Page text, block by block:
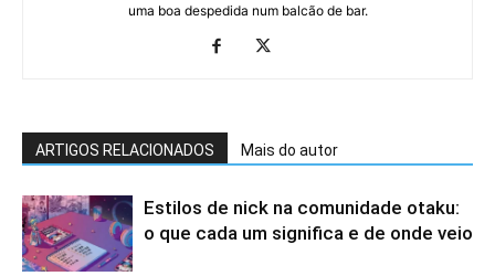
uma boa despedida num balcão de bar.
ARTIGOS RELACIONADOS Mais do autor
Estilos de nick na comunidade otaku:
o que cada um significa e de onde veio